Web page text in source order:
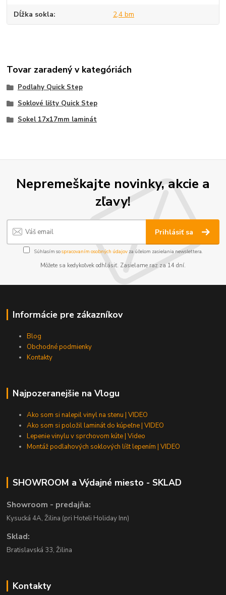
Dĺžka sokla 2,4 bm
Tovar zaradený v kategóriách
Podlahy Quick Step
Soklové lišty Quick Step
Sokel 17x17mm laminát
Nepremeškajte novinky, akcie a
zľavy!
Prihlásiť sa
Súhlasím sospracovaním osobných údajov za účelom zasielania newslettera.
Môžete sa kedykoľvek odhlásiť. Zasielame raz za 14 dní.
Informácie pre zákazníkov
Blog
Obchodné podmienky
Kontakty
Najpozeranejšie na Vlogu
Ako som si nalepil vinyl na stenu | VIDEO
Ako som si položil laminát do kúpeľne | VIDEO
Lepenie vinylu v sprchovom kúte | Video
Montáž podlahových soklových líšt lepením | VIDEO
SHOWROOM a Výdajné miesto - SKLAD
Showroom - predajňa:
Kysucká 4A, Žilina (pri Hoteli Holiday Inn)
Sklad:
Bratislavská 33, Žilina
Kontakty